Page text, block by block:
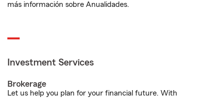
más información sobre Anualidades.
Investment Services
Brokerage
Let us help you plan for your financial future. With